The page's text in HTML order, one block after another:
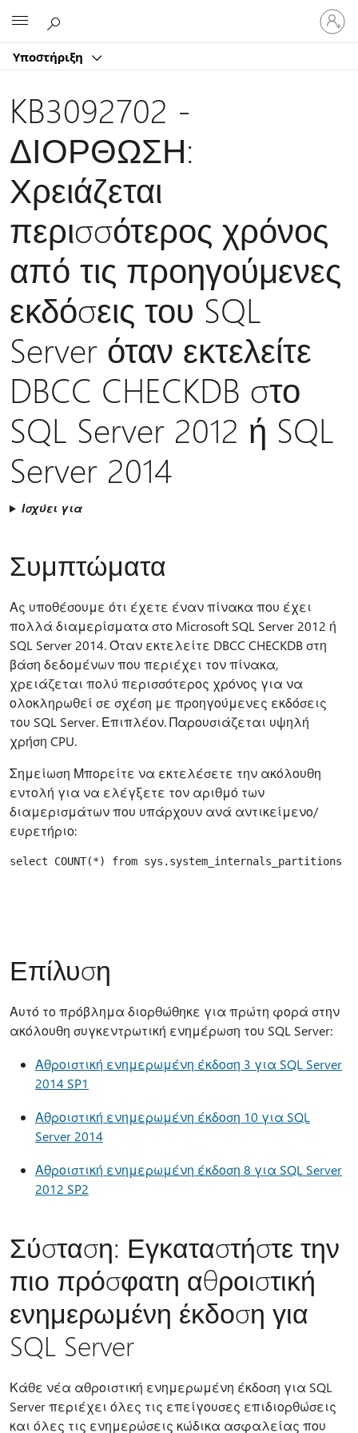
Υποστήριξη
Είσοδος
στον
KB3092702 -
ΔΙΟΡΘΩΣΗ:
Χρειάζεται
περισσότερος χρόνος
από τις προηγούμενες
εκδόσεις του SQL
Server όταν εκτελείτε
DBCC CHECKDB στο
SQL Server 2012 ή SQL
Server 2014
Ισχύει για
Συμπτώματα
Ας υποθέσουμε ότι έχετε έναν πίνακα που έχει
πολλά διαμερίσματα στο Microsoft SQL Server 2012 ή
SQL Server 2014. Όταν εκτελείτε DBCC CHECKDB στη
βάση δεδομένων που περιέχει τον πίνακα,
χρειάζεται πολύ περισσότερος χρόνος για να
ολοκληρωθεί σε σχέση με προηγούμενες εκδόσεις
του SQL Server. Επιπλέον. Παρουσιάζεται υψηλή
χρήση CPU.
Σημείωση Μπορείτε να εκτελέσετε την ακόλουθη
εντολή για να ελέγξετε τον αριθμό των
διαμερισμάτων που υπάρχουν ανά αντικείμενο/
ευρετήριο:
Επίλυση
Αυτό το πρόβλημα διορθώθηκε για πρώτη φορά στην
ακόλουθη συγκεντρωτική ενημέρωση του SQL Server:
Αθροιστική ενημερωμένη έκδοση 3 για SQL Server
2014 SP1
Αθροιστική ενημερωμένη έκδοση 10 για SQL
Server 2014
Αθροιστική ενημερωμένη έκδοση 8 για SQL Server
2012 SP2
Σύσταση: Εγκαταστήστε την
πιο πρόσφατη αθροιστική
ενημερωμένη έκδοση για
SQL Server
Κάθε νέα αθροιστική ενημερωμένη έκδοση για SQL
Server περιέχει όλες τις επείγουσες επιδιορθώσεις
και όλες τις ενημερώσεις κώδικα ασφαλείας που